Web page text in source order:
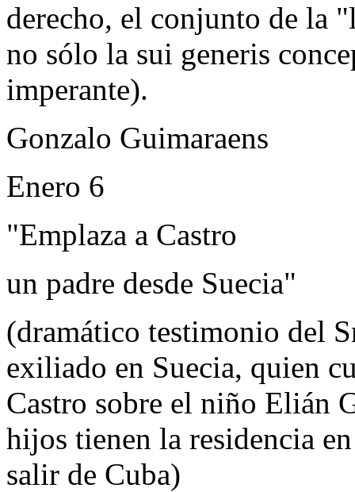
derecho, el conjunto de la
no sólo la sui generis
imperante).
Gonzalo Guimaraens
Enero 6
"Emplaza a Castro
un padre desde Suecia"
(dramático testimonio del
exiliado en Suecia, quien
Castro sobre el niño Elián
hijos tienen la residencia
salir de Cuba)